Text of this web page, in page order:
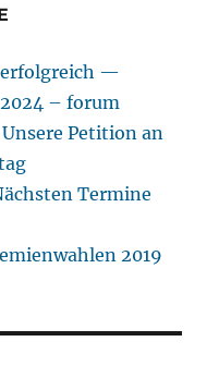
erfolgreich —
– forum
Unsere Petition an
Termine
2019